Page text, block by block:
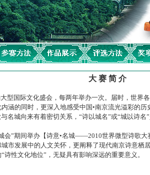
大 赛 简 介
型国际文化盛会，每两年举办一次。届时，世界
涵的同时，更深入地感受中国•南京流光溢彩的
名城向来有着密切关系，“诗以城名”或“城以诗
会”期间举办【诗意•名城——2010世界微型诗歌
市发展中的人文关怀，更阐释了现代南京诗意
诗性文化地位”，无疑具有影响深远的重要意义。